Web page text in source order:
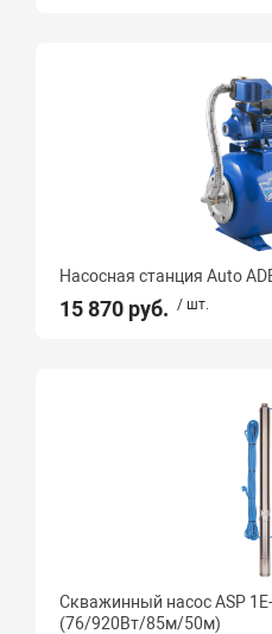
Насосная станция Auto
15 870 руб. / шт.
Скважинный насос ASP
(76/920Вт/85м/50м)